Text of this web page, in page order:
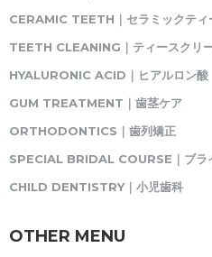
CERAMIC TEETH｜セラミックティ
TEETH CLEANING｜ティースクリ
HYALURONIC ACID｜ヒアルロン酸
GUM TREATMENT｜歯茎ケア
ORTHODONTICS｜歯列矯正
SPECIAL BRIDAL COURSE｜ブラ
CHILD DENTISTRY｜小児歯科
OTHER MENU